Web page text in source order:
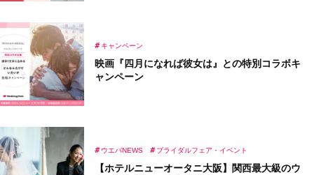
映画『四月になれば彼女は』との特別コラボキ
ャンペーン
キャンペーン
【ホテルニューオータニ大阪】関⻄最⼤級のウ
ウエパNEWS ブライダルフェア・イベント